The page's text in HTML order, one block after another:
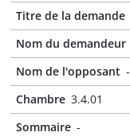
Titre de la demande
Nom du demandeur
Nom de l'opposant -
Chambre 3.4.01
Sommaire -